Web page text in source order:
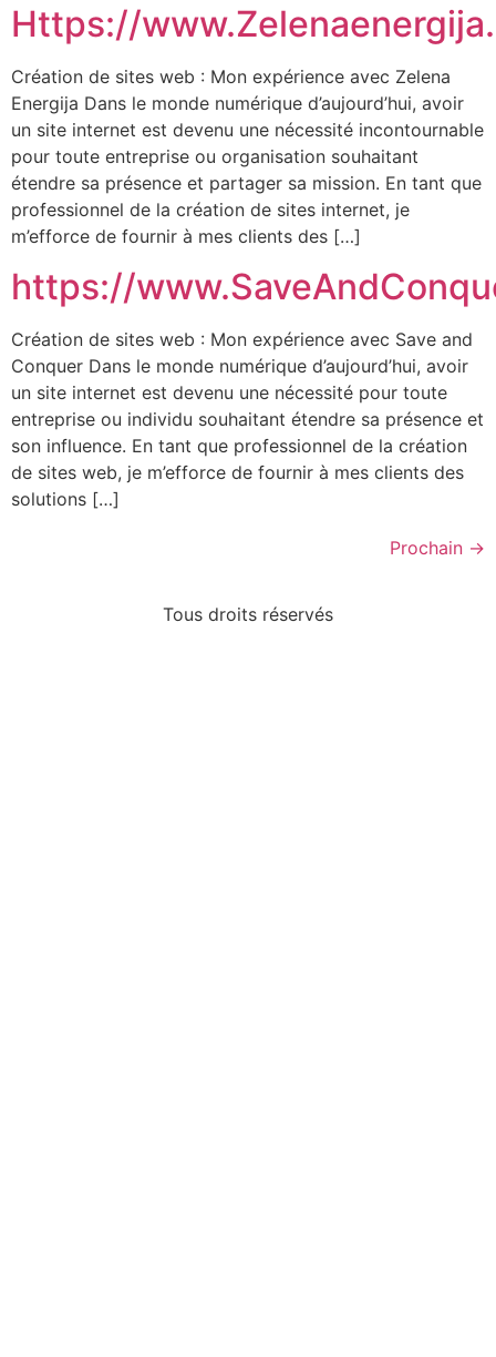
Https://
Création de sites web : Mon expérience avec Zelena
Energija Dans le monde numérique d’aujourd’hui, avoir
un site internet est devenu une nécessité incontournable
pour toute entreprise ou organisation souhaitant
étendre sa présence et partager sa mission. En tant que
professionnel de la création de sites internet, je
m’efforce de fournir à mes clients des […]
https://
Création de sites web : Mon expérience avec Save and
Conquer Dans le monde numérique d’aujourd’hui, avoir
un site internet est devenu une nécessité pour toute
entreprise ou individu souhaitant étendre sa présence et
son influence. En tant que professionnel de la création
de sites web, je m’efforce de fournir à mes clients des
solutions […]
Prochain →
Tous droits réservés